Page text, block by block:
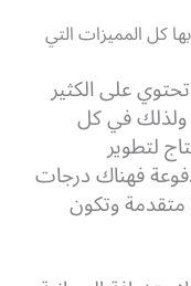
كل المميزات التي
على الكثير
ولذلك في كل
لتطوير
فهناك درجات
وتكون